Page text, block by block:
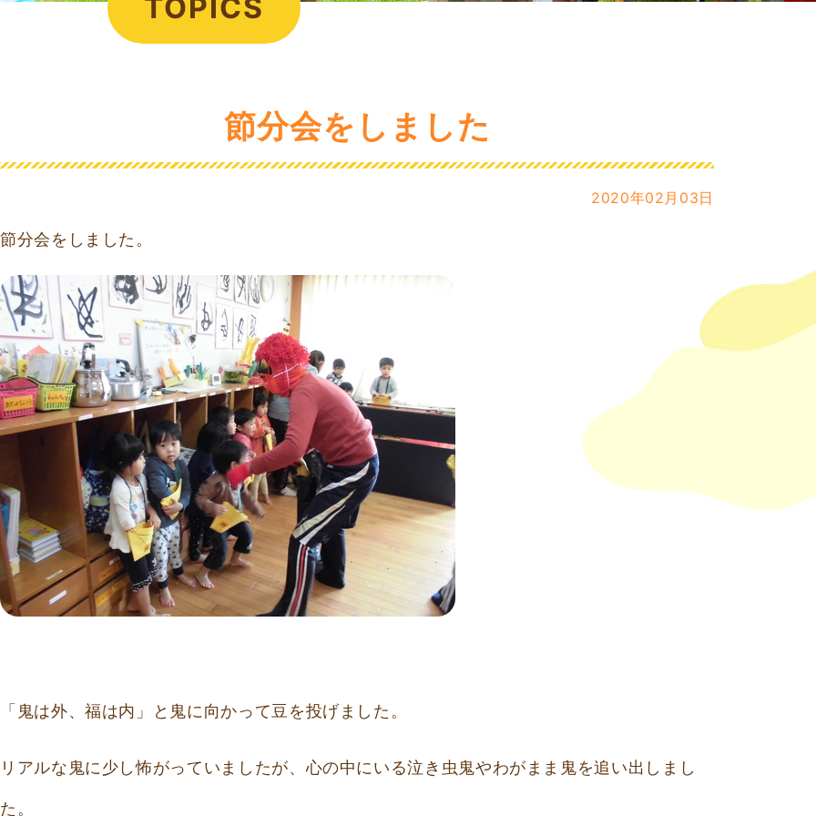
TOPICS
節分会をしました
2020年02月03日
節分会をしました。
「鬼は外、福は内」と鬼に向かって豆を投げました。
リアルな鬼に少し怖がっていましたが、心の中にいる泣き虫鬼やわがまま鬼を追い出しまし
た。